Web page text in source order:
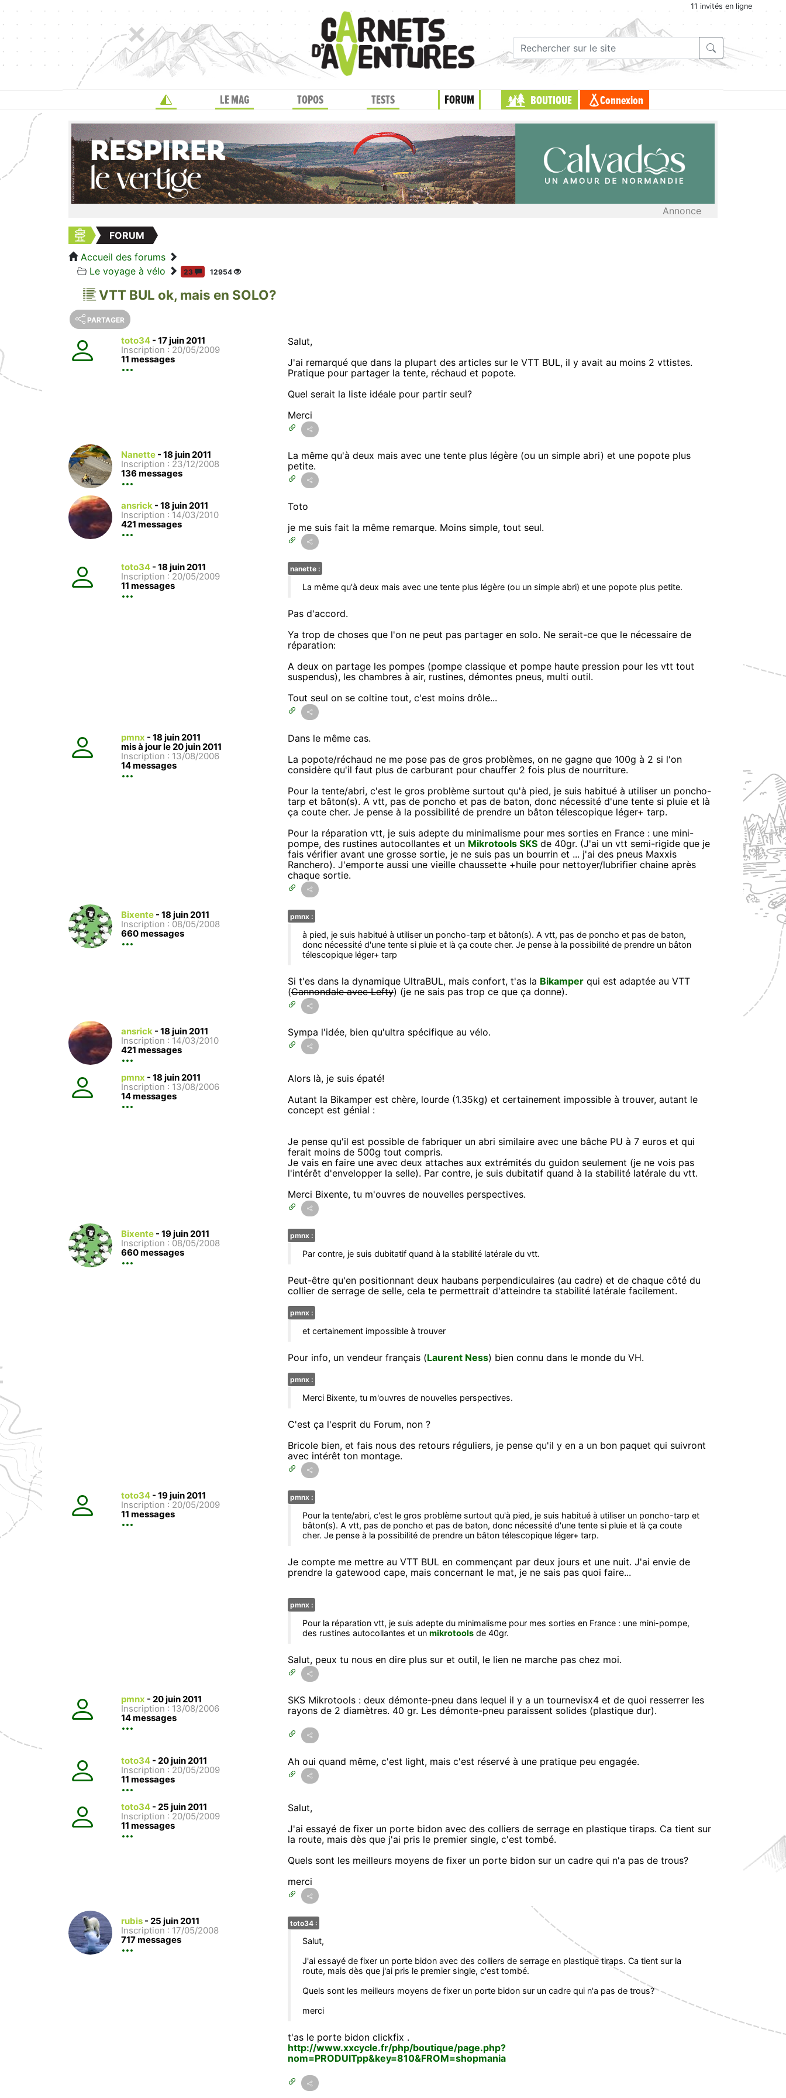
11 invités en ligne
LE MAG TOPOS TESTS FORUM BOUTIQUE Connexion
Annonce
FORUM
Accueil des forums
Le voyage à vélo
23 12954
VTT BUL ok, mais en SOLO?
PARTAGER
toto34 - 17 juin 2011
Inscription : 20/05/2009
11 messages
Salut,
J'ai remarqué que dans la plupart des articles sur le VTT BUL, il y avait au moins 2 vttistes.
Pratique pour partager la tente, réchaud et popote.
Quel serait la liste idéale pour partir seul?
Merci
Nanette - 18 juin 2011
Inscription : 23/12/2008
136 messages
La même qu'à deux mais avec une tente plus légère (ou un simple abri) et une popote plus
petite.
ansrick - 18 juin 2011
Inscription : 14/03/2010
421 messages
Toto
je me suis fait la même remarque. Moins simple, tout seul.
toto34 - 18 juin 2011
Inscription : 20/05/2009
11 messages
nanette :
La même qu'à deux mais avec une tente plus légère (ou un simple abri) et une popote plus petite.
Pas d'accord.
Ya trop de choses que l'on ne peut pas partager en solo. Ne serait-ce que le nécessaire de
réparation:
A deux on partage les pompes (pompe classique et pompe haute pression pour les vtt tout
suspendus), les chambres à air, rustines, démontes pneus, multi outil.
Tout seul on se coltine tout, c'est moins drôle...
pmnx - 18 juin 2011
mis à jour le 20 juin 2011
Inscription : 13/08/2006
14 messages
Dans le même cas.
La popote/réchaud ne me pose pas de gros problèmes, on ne gagne que 100g à 2 si l'on
considère qu'il faut plus de carburant pour chauffer 2 fois plus de nourriture.
Pour la tente/abri, c'est le gros problème surtout qu'à pied, je suis habitué à utiliser un poncho-
tarp et bâton(s). A vtt, pas de poncho et pas de baton, donc nécessité d'une tente si pluie et là
ça coute cher. Je pense à la possibilité de prendre un bâton télescopique léger+ tarp.
Pour la réparation vtt, je suis adepte du minimalisme pour mes sorties en France : une mini-
pompe, des rustines autocollantes et un Mikrotools SKS de 40gr. (J'ai un vtt semi-rigide que je
fais vérifier avant une grosse sortie, je ne suis pas un bourrin et ... j'ai des pneus Maxxis
Ranchero). J'emporte aussi une vieille chaussette +huile pour nettoyer/lubrifier chaine après
chaque sortie.
Bixente - 18 juin 2011
Inscription : 08/05/2008
660 messages
pmnx :
à pied, je suis habitué à utiliser un poncho-tarp et bâton(s). A vtt, pas de poncho et pas de baton,
donc nécessité d'une tente si pluie et là ça coute cher. Je pense à la possibilité de prendre un bâton
télescopique léger+ tarp
Si t'es dans la dynamique UltraBUL, mais confort, t'as la Bikamper qui est adaptée au VTT
(Cannondale avec Lefty) (je ne sais pas trop ce que ça donne).
ansrick - 18 juin 2011
Inscription : 14/03/2010
421 messages
Sympa l'idée, bien qu'ultra spécifique au vélo.
pmnx - 18 juin 2011
Inscription : 13/08/2006
14 messages
Alors là, je suis épaté!
Autant la Bikamper est chère, lourde (1.35kg) et certainement impossible à trouver, autant le
concept est génial :
Je pense qu'il est possible de fabriquer un abri similaire avec une bâche PU à 7 euros et qui
ferait moins de 500g tout compris.
Je vais en faire une avec deux attaches aux extrémités du guidon seulement (je ne vois pas
l'intérêt d'envelopper la selle). Par contre, je suis dubitatif quand à la stabilité latérale du vtt.
Merci Bixente, tu m'ouvres de nouvelles perspectives.
Bixente - 19 juin 2011
Inscription : 08/05/2008
660 messages
pmnx :
Par contre, je suis dubitatif quand à la stabilité latérale du vtt.
Peut-être qu'en positionnant deux haubans perpendiculaires (au cadre) et de chaque côté du
collier de serrage de selle, cela te permettrait d'atteindre ta stabilité latérale facilement.
pmnx :
et certainement impossible à trouver
Pour info, un vendeur français (Laurent Ness) bien connu dans le monde du VH.
pmnx :
Merci Bixente, tu m'ouvres de nouvelles perspectives.
C'est ça l'esprit du Forum, non ?
Bricole bien, et fais nous des retours réguliers, je pense qu'il y en a un bon paquet qui suivront
avec intérêt ton montage.
toto34 - 19 juin 2011
Inscription : 20/05/2009
11 messages
pmnx :
Pour la tente/abri, c'est le gros problème surtout qu'à pied, je suis habitué à utiliser un poncho-tarp et
bâton(s). A vtt, pas de poncho et pas de baton, donc nécessité d'une tente si pluie et là ça coute
cher. Je pense à la possibilité de prendre un bâton télescopique léger+ tarp.
Je compte me mettre au VTT BUL en commençant par deux jours et une nuit. J'ai envie de
prendre la gatewood cape, mais concernant le mat, je ne sais pas quoi faire...
pmnx :
Pour la réparation vtt, je suis adepte du minimalisme pour mes sorties en France : une mini-pompe,
des rustines autocollantes et un mikrotools de 40gr.
Salut, peux tu nous en dire plus sur et outil, le lien ne marche pas chez moi.
pmnx - 20 juin 2011
Inscription : 13/08/2006
14 messages
SKS Mikrotools : deux démonte-pneu dans lequel il y a un tournevisx4 et de quoi resserrer les
rayons de 2 diamètres. 40 gr. Les démonte-pneu paraissent solides (plastique dur).
toto34 - 20 juin 2011
Inscription : 20/05/2009
11 messages
Ah oui quand même, c'est light, mais c'est réservé à une pratique peu engagée.
toto34 - 25 juin 2011
Inscription : 20/05/2009
11 messages
Salut,
J'ai essayé de fixer un porte bidon avec des colliers de serrage en plastique tiraps. Ca tient sur
la route, mais dès que j'ai pris le premier single, c'est tombé.
Quels sont les meilleurs moyens de fixer un porte bidon sur un cadre qui n'a pas de trous?
merci
rubis - 25 juin 2011
Inscription : 17/05/2008
717 messages
toto34 :
Salut,
J'ai essayé de fixer un porte bidon avec des colliers de serrage en plastique tiraps. Ca tient sur la
route, mais dès que j'ai pris le premier single, c'est tombé.
Quels sont les meilleurs moyens de fixer un porte bidon sur un cadre qui n'a pas de trous?
merci
t'as le porte bidon clickfix .
http://www.xxcycle.fr/php/boutique/page.php?
nom=PRODUITpp&key=810&FROM=shopmania